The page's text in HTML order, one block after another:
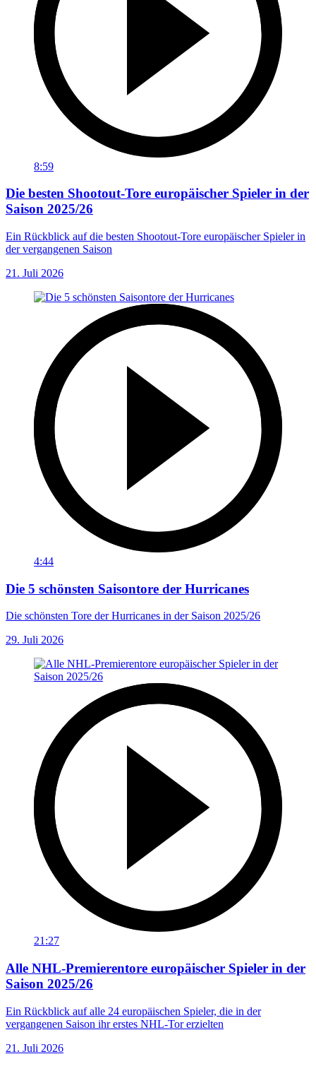
8:59
Die besten Shootout-Tore europäischer Spieler in der
Saison 2025/26
Ein Rückblick auf die besten Shootout-Tore europäischer Spieler in
der vergangenen Saison
21. Juli 2026
4:44
Die 5 schönsten Saisontore der Hurricanes
Die schönsten Tore der Hurricanes in der Saison 2025/26
29. Juli 2026
21:27
Alle NHL-Premierentore europäischer Spieler in der
Saison 2025/26
Ein Rückblick auf alle 24 europäischen Spieler, die in der
vergangenen Saison ihr erstes NHL-Tor erzielten
21. Juli 2026